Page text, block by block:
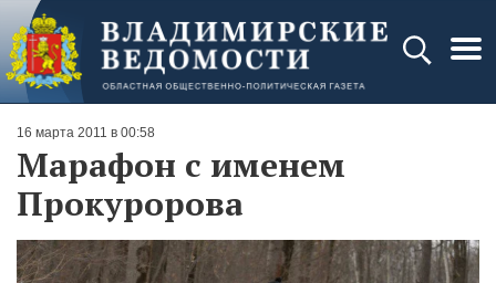
16 марта 2011 в 00:58
Марафон с именем
Прокуророва